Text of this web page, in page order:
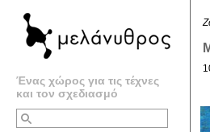
Ένας χώρος για τις τέχνες
και τον σχεδιασμό